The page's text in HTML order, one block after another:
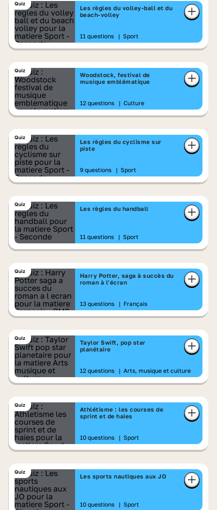
Quiz
Les règles du volley-ball et du
beach-volley
11 questions | Sport
Quiz
Woodstock, festival de
musique emblématique
12 questions | Culture
Quiz
Les règles du cyclisme sur
piste
9 questions | Sport
Quiz
Les règles du handball
11 questions | Sport
Quiz
Harry Potter, saga à succès du
roman à l'écran
13 questions | Français
Quiz
Taylor Swift, pop star
planétaire
12 questions | Arts, musique et culture
Quiz
Athlétisme : les courses de
sprint et de haies
10 questions | Sport
Quiz
Les sports nautiques aux JO
10 questions | Sport